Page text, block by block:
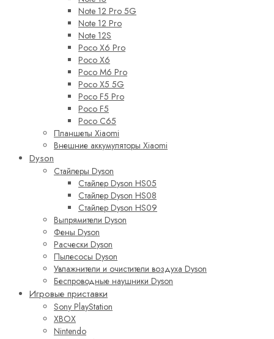
Note 12 Pro 5G
Note 12 Pro
Note 12S
Poco X6 Pro
Poco X6
Poco M6 Pro
Poco X5 5G
Poco F5 Pro
Poco F5
Poco C65
Планшеты Xiaomi
Внешние аккумуляторы Xiaomi
Dyson
Стайлеры Dyson
Стайлер Dyson HS05
Стайлер Dyson HS08
Стайлер Dyson HS09
Выпрямители Dyson
Фены Dyson
Расчески Dyson
Пылесосы Dyson
Увлажнители и очистители воздуха Dyson
Беспроводные наушники Dyson
Игровые приставки
Sony PlayStation
XBOX
Nintendo